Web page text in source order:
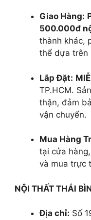
Giao Hàng:
500.000đ
thành khác,
thể dựa trên
Lắp Đặt:
TP.HCM.
thận, đảm
vận chuyển.
Mua Hàng
tại cửa
và mua trực
NỘI THẤT THÁI
Địa chỉ: Số